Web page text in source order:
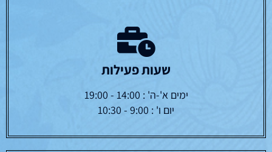
שעות פעילות
ימים א'-ה' : 14:00 - 19:00
יום ו' : 9:00 - 10:30